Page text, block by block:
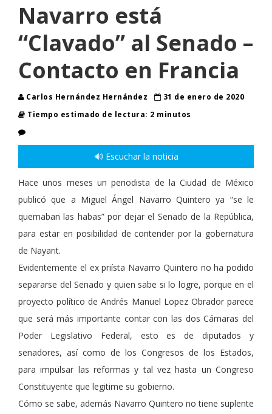
Navarro está
“Clavado” al Senado –
Contacto en Francia
Carlos Hernández Hernández
31 de enero de 2020
Tiempo estimado de lectura: 2 minutos
🔊 Escuchar la noticia
Hace unos meses un periodista de la Ciudad de México
publicó que a Miguel Ángel Navarro Quintero ya “se le
quemaban las habas” por dejar el Senado de la República,
para estar en posibilidad de contender por la gobernatura
de Nayarit.
Evidentemente el ex priísta Navarro Quintero no ha podido
separarse del Senado y quien sabe si lo logre, porque en el
proyecto político de Andrés Manuel Lopez Obrador parece
que será más importante contar con las dos Cámaras del
Poder Legislativo Federal, esto es de diputados y
senadores, así como de los Congresos de los Estados,
para impulsar las reformas y tal vez hasta un Congreso
Constituyente que legitime su gobierno.
Cómo se sabe, además Navarro Quintero no tiene suplente